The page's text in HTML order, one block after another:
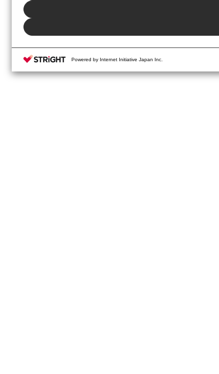
Powered by Internet Initiative Japan Inc.